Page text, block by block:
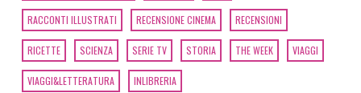
RACCONTI ILLUSTRATI RECENSIONE CINEMA RECENSIONI
RICETTE SCIENZA SERIE TV STORIA THE WEEK VIAGGI
VIAGGI&LETTERATURA INLIBRERIA